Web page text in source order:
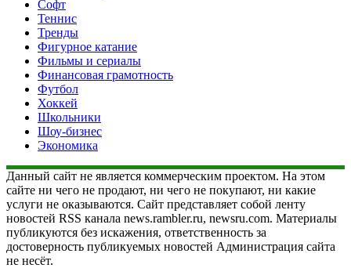
Софт
Теннис
Тренды
Фигурное катание
Фильмы и сериалы
Финансовая грамотность
Футбол
Хоккей
Школьники
Шоу-бизнес
Экономика
Данный сайт не является коммерческим проектом. На этом
сайте ни чего не продают, ни чего не покупают, ни какие
услуги не оказываются. Сайт представляет собой ленту
новостей RSS канала news.rambler.ru, newsru.com. Материалы
публикуются без искажения, ответственность за
достоверность публикуемых новостей Администрация сайта
не несёт.